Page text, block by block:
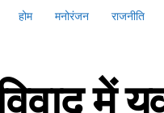
होम मनोरंजन राजनीति
में